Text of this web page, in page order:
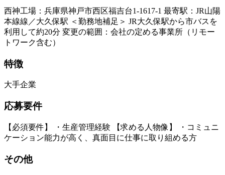
西神工場：兵庫県神戸市西区福吉台1-1617-1 最寄駅：JR山陽
本線線／大久保駅 ＜勤務地補足＞ JR大久保駅から市バスを
利用して約20分 変更の範囲：会社の定める事業所（リモー
トワーク含む）
特徴
大手企業
応募要件
【必須要件】 ・生産管理経験 【求める人物像】 ・コミュニ
ケーション能力が高く、真面目に仕事に取り組める方
その他